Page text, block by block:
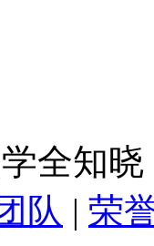
全知晓
队 | 荣